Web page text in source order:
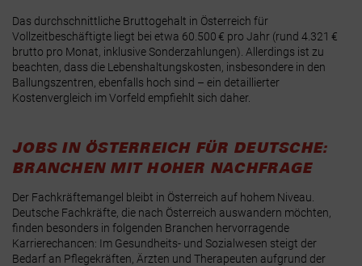
Das durchschnittliche Bruttogehalt in Österreich für
Vollzeitbeschäftigte liegt bei etwa 60.500 € pro Jahr (rund 4.321 €
brutto pro Monat, inklusive Sonderzahlungen). Allerdings ist zu
beachten, dass die Lebenshaltungskosten, insbesondere in den
Ballungszentren, ebenfalls hoch sind – ein detaillierter
Kostenvergleich im Vorfeld empfiehlt sich daher.
JOBS IN ÖSTERREICH FÜR DEUTSCHE:
BRANCHEN MIT HOHER NACHFRAGE
Der Fachkräftemangel bleibt in Österreich auf hohem Niveau.
Deutsche Fachkräfte, die nach Österreich auswandern möchten,
finden besonders in folgenden Branchen hervorragende
Karrierechancen: Im Gesundheits- und Sozialwesen steigt der
Bedarf an Pflegekräften, Ärzten und Therapeuten aufgrund der